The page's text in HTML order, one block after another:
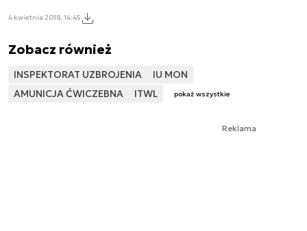
4 kwietnia 2018, 14:45
Zobacz również
INSPEKTORAT UZBROJENIA
IU MON
AMUNICJA ĆWICZEBNA
ITWL pokaż wszystkie
Reklama